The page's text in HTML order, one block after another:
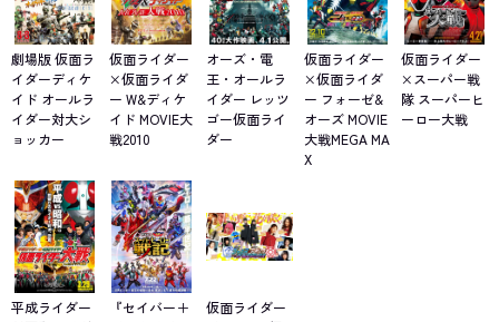
劇場版 仮面ラ
イダーディケ
イド オールラ
イダー対大シ
ョッカー
仮面ライダー
×仮面ライダ
ー W&ディケ
イド MOVIE大
戦2010
オーズ・電
王・オールラ
イダー レッツ
ゴー仮面ライ
ダー
仮面ライダー
×仮面ライダ
ー フォーゼ&
オーズ MOVIE
大戦MEGA MA
X
仮面ライダー
×スーパー戦
隊 スーパーヒ
ーロー大戦
平成ライダー
『セイバー＋
仮面ライダー